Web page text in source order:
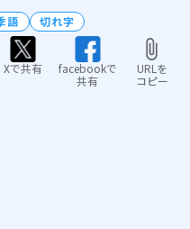
語 切れ字
Xで共有
facebookで
共有
URLを
コピー